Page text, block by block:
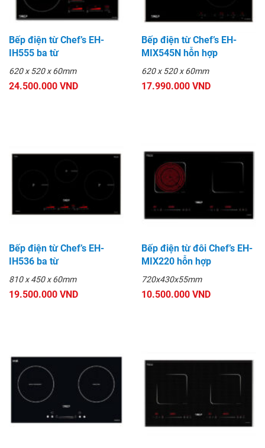
Bếp điện từ Chef’s EH-
IH555 ba từ
620 x 520 x 60mm
24.500.000 VND
Bếp điện từ Chef’s EH-
MIX545N hỗn hợp
620 x 520 x 60mm
17.990.000 VND
Bếp điện từ Chef’s EH-
IH536 ba từ
810 x 450 x 60mm
19.500.000 VND
Bếp điện từ đôi Chef’s EH-
MIX220 hỗn hợp
720x430x55mm
10.500.000 VND